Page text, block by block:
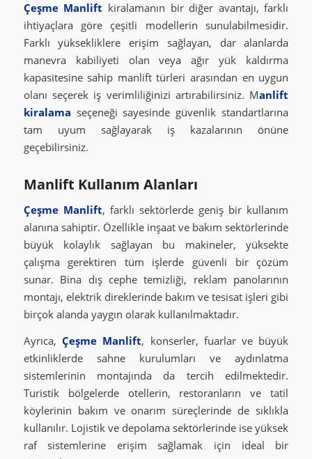
Çeşme Manlift kiralamanın bir diğer avantajı, farklı
ihtiyaçlara göre çeşitli modellerin sunulabilmesidir.
Farklı yüksekliklere erişim sağlayan, dar alanlarda
manevra kabiliyeti olan veya ağır yük kaldırma
kapasitesine sahip manlift türleri arasından en uygun
olanı seçerek iş verimliliğinizi artırabilirsiniz. Manlift
kiralama seçeneği sayesinde güvenlik standartlarına
tam uyum sağlayarak iş kazalarının önüne
geçebilirsiniz.
Manlift Kullanım Alanları
Çeşme Manlift, farklı sektörlerde geniş bir kullanım
alanına sahiptir. Özellikle inşaat ve bakım sektörlerinde
büyük kolaylık sağlayan bu makineler, yüksekte
çalışma gerektiren tüm işlerde güvenli bir çözüm
sunar. Bina dış cephe temizliği, reklam panolarının
montajı, elektrik direklerinde bakım ve tesisat işleri gibi
birçok alanda yaygın olarak kullanılmaktadır.
Ayrıca, Çeşme Manlift, konserler, fuarlar ve büyük
etkinliklerde sahne kurulumları ve aydınlatma
sistemlerinin montajında da tercih edilmektedir.
Turistik bölgelerde otellerin, restoranların ve tatil
köylerinin bakım ve onarım süreçlerinde de sıklıkla
kullanılır. Lojistik ve depolama sektörlerinde ise yüksek
raf sistemlerine erişim sağlamak için ideal bir